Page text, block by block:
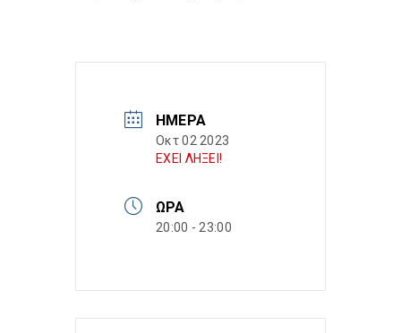
ΗΜΈΡΑ
Οκτ 02 2023
ΕΧΕΙ ΛΗΞΕΙ!
ΏΡΑ
20:00 - 23:00